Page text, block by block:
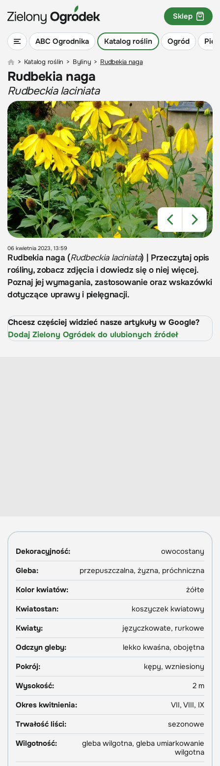
ABC Ogrodnika Katalog roślin Ogród
Sklep
> Katalog roślin > Byliny > Rudbekia naga
Rudbekia naga
Rudbeckia laciniata
06 kwietnia 2023, 13:59
Rudbekia naga (Rudbeckia laciniata) | Przeczytaj opis
rośliny, zobacz zdjęcia i dowiedz się o niej więcej.
Poznaj jej wymagania, zastosowanie oraz wskazówki
dotyczące uprawy i pielęgnacji.
Chcesz częściej widzieć nasze artykuły w Google?
Dodaj Zielony Ogródek do ulubionych źródeł
Dekoracyjność:
owocostany
Gleba:
przepuszczalna, żyzna, próchniczna
Kolor kwiatów:
żółte
Kwiatostan:
koszyczek kwiatowy
Kwiaty:
języczkowate, rurkowe
Odczyn gleby:
lekko kwaśna, obojętna
Pokrój:
kępy, wzniesiony
Wysokość:
2 m
Okres kwitnienia:
VII, VIII, IX
Trwałość liści:
sezonowe
Wilgotność:
gleba wilgotna, gleba umiarkowanie
wilgotna